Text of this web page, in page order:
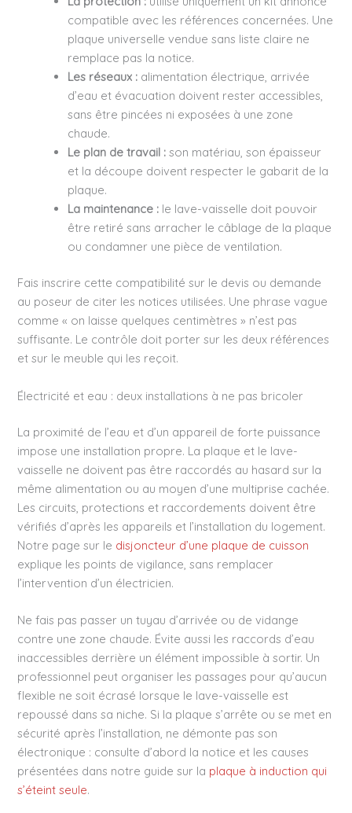
compatible avec les références concernées. Une
plaque universelle vendue sans liste claire ne
remplace pas la notice.
Les réseaux : alimentation électrique, arrivée
d’eau et évacuation doivent rester accessibles,
sans être pincées ni exposées à une zone
chaude.
Le plan de travail : son matériau, son épaisseur
et la découpe doivent respecter le gabarit de la
plaque.
La maintenance : le lave-vaisselle doit pouvoir
être retiré sans arracher le câblage de la plaque
ou condamner une pièce de ventilation.
Fais inscrire cette compatibilité sur le devis ou demande
au poseur de citer les notices utilisées. Une phrase vague
comme « on laisse quelques centimètres » n’est pas
suffisante. Le contrôle doit porter sur les deux références
et sur le meuble qui les reçoit.
Électricité et eau : deux installations à ne pas bricoler
La proximité de l’eau et d’un appareil de forte puissance
impose une installation propre. La plaque et le lave-
vaisselle ne doivent pas être raccordés au hasard sur la
même alimentation ou au moyen d’une multiprise cachée.
Les circuits, protections et raccordements doivent être
vérifiés d’après les appareils et l’installation du logement.
Notre page sur le disjoncteur d’une plaque de cuisson
explique les points de vigilance, sans remplacer
l’intervention d’un électricien.
Ne fais pas passer un tuyau d’arrivée ou de vidange
contre une zone chaude. Évite aussi les raccords d’eau
inaccessibles derrière un élément impossible à sortir. Un
professionnel peut organiser les passages pour qu’aucun
flexible ne soit écrasé lorsque le lave-vaisselle est
repoussé dans sa niche. Si la plaque s’arrête ou se met en
sécurité après l’installation, ne démonte pas son
électronique : consulte d’abord la notice et les causes
présentées dans notre guide sur la plaque à induction qui
s’éteint seule.